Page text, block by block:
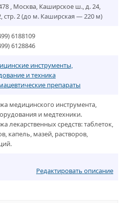
, Москва, Каширское ш., д. 24,
стр. 2(до м. Каширская — 220 м)
6188109
6128846
инструменты,
и техника
препараты
медицинского инструмента,
и медтехники.
лекарственных средств: таблеток,
капель, мазей, растворов,
Редактировать описание